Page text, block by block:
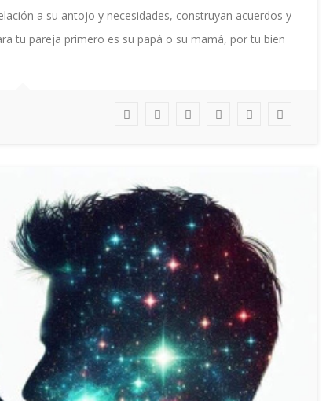
a su antojo y necesidades, construyan acuerdos y
tu pareja primero es su papá o su mamá, por tu bien